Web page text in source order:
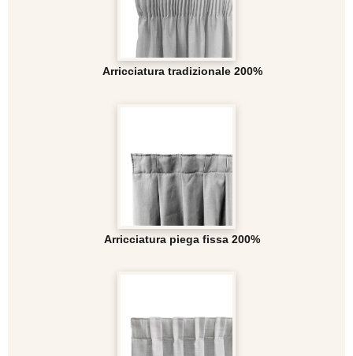
Arricciatura tradizionale 200%
Arricciatura piega fissa 200%